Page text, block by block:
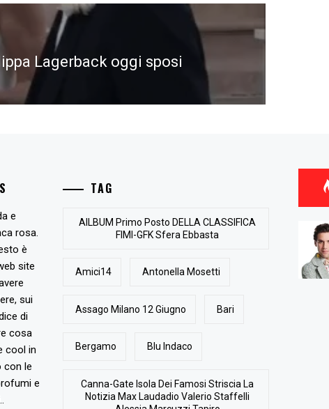
Lagerback oggi sposi
e
rosa.
è
site
sui
di
cosa
cool in
con le
e
TAG
AlLBUM Primo Posto DELLA CLASSIFICA
FIMI-GFK Sfera Ebbasta
Amici14 Antonella Mosetti
Assago Milano 12 Giugno Bari
Bergamo Blu Indaco
Canna-Gate Isola Dei Famosi Striscia La
Notizia Max Laudadio Valerio Staffelli